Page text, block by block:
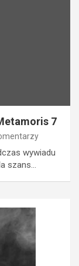
7
wywiadu
szans…